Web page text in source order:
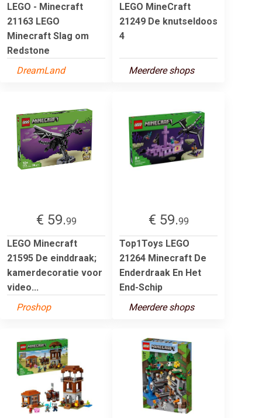
LEGO - Minecraft
21163 LEGO
Minecraft Slag om
Redstone
DreamLand
LEGO MineCraft
21249 De knutseldoos
4
Meerdere shops
€ 59.99
LEGO Minecraft
21595 De einddraak;
kamerdecoratie voor
video...
Proshop
€ 59.99
Top1Toys LEGO
21264 Minecraft De
Enderdraak En Het
End-Schip
Meerdere shops